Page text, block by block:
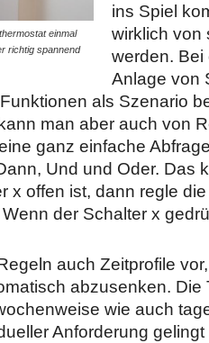
einmal
richtig spannend
© diybook | Genauso
Einbindung in
ins Spiel
wirklich von
werden. Bei
Anlage von
als Szenario
man aber auch von
ganz einfache
Und und Oder. Das
x offen ist, dann regle
der Schalter x
auch Zeitprofile
abzusenken. Die
wie auch
Anforderung